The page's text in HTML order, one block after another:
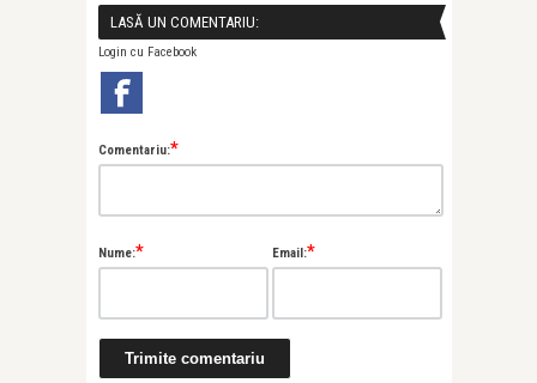
LASĂ UN COMENTARIU:
Login cu Facebook
Comentariu:*
Nume:* Email:*